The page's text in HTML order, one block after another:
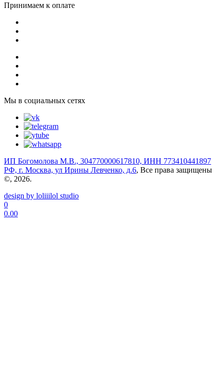
Принимаем к оплате
Мы в социальных сетях
ИП Богомолова М.В., 304770000617810, ИНН 773410441897
РФ, г. Москва, ул Ирины Левченко, д.6, Все права защищены
©, 2026.
design by loliiilol studio
0
0.00